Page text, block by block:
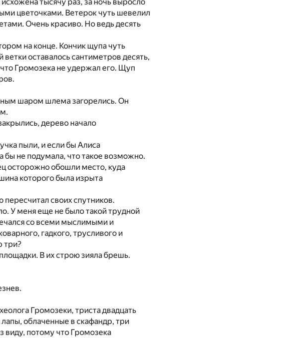
тысячу раз, за ночь выросло
цветочками. Ветерок чуть шевелил
Очень красиво. Но ведь десять
на конце. Кончик щупа чуть
оставалось сантиметров десять,
Громозека не удержал его. Щуп
шаром шлема загорелись. Он
дерево начало
пыли, и если бы Алиса
бы не подумала, что такое возможно.
осторожно обошли место, куда
которого была изрыта
пересчитал своих спутников.
У меня еще не было такой трудной
со всеми мыслимыми и
гадкого, трусливого и
три?
В их строю зияла брешь.
Громозеки, триста двадцать
облаченные в скафандр, три
виду, потому что Громозека